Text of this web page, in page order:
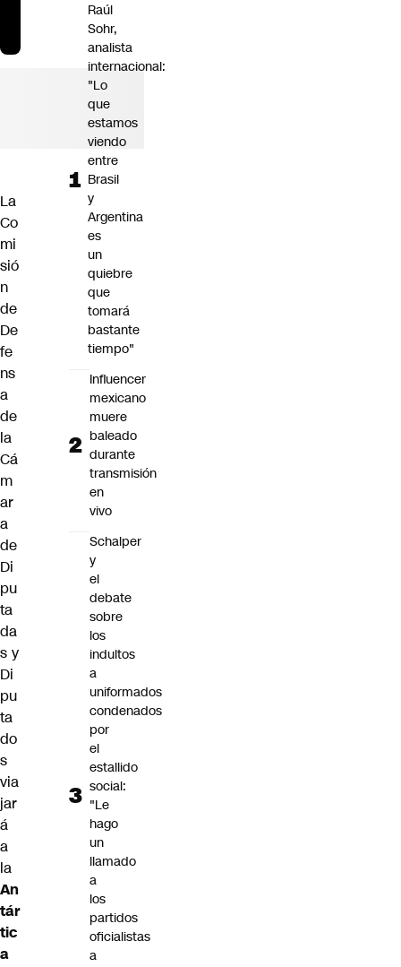
La
Co
mi
sió
n
de
De
fe
ns
a
de
la
Cá
m
ar
a
de
Di
pu
ta
da
s y
Di
pu
ta
do
s
via
jar
á
a
la
An
tár
tic
a
Raúl
Sohr,
analista
internacional:
"Lo
que
estamos
viendo
entre
Brasil
y
Argentina
es
un
quiebre
que
tomará
bastante
tiempo"
Influencer
mexicano
muere
baleado
durante
transmisión
en
vivo
Schalper
y
el
debate
sobre
los
indultos
a
uniformados
condenados
por
el
estallido
social:
"Le
hago
un
llamado
a
los
partidos
oficialistas
a